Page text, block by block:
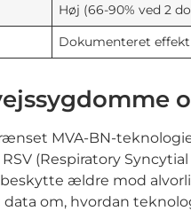
Høj (66-90% ved 2
Dokumenteret effekt
MVA-BN-
(Respiratory
ældre mod
om, hvordan